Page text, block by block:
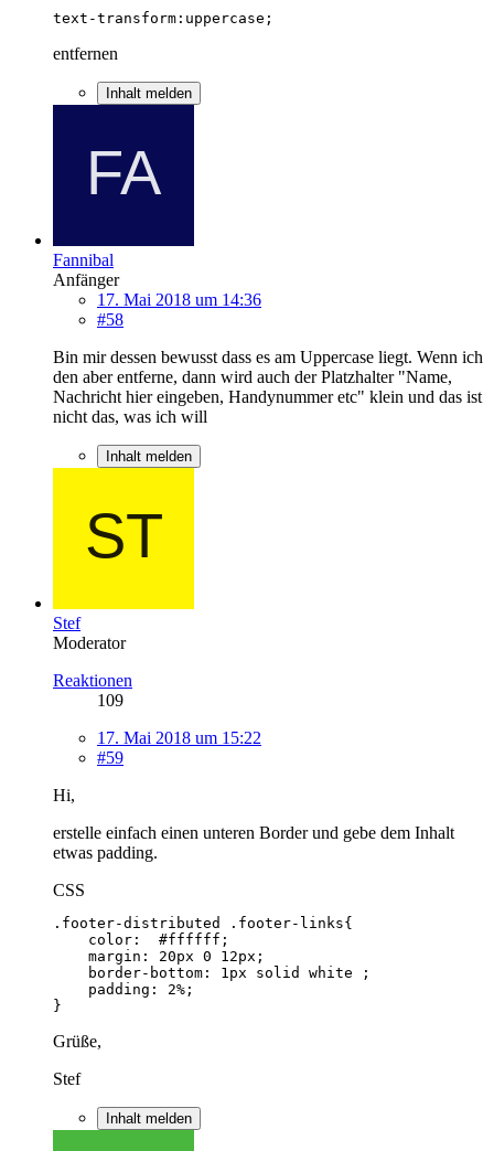
text-transform:uppercase;
entfernen
Inhalt melden
Fannibal
Anfänger
17. Mai 2018 um 14:36
#58
Bin mir dessen bewusst dass es am Uppercase liegt. Wenn ich
den aber entferne, dann wird auch der Platzhalter "Name,
Nachricht hier eingeben, Handynummer etc" klein und das ist
nicht das, was ich will
Inhalt melden
Stef
Moderator
Reaktionen
109
17. Mai 2018 um 15:22
#59
Hi,
erstelle einfach einen unteren Border und gebe dem Inhalt
etwas padding.
CSS
}
Grüße,
Stef
Inhalt melden